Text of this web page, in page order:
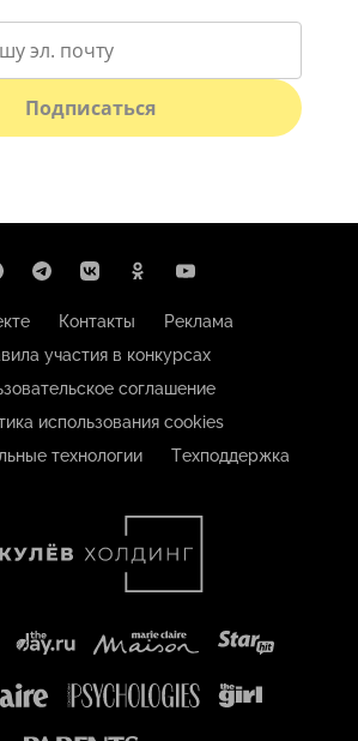
Подписаться
Контакты
Реклама
участия в конкурсах
соглашение
использования cookies
технологии
Техподдержка